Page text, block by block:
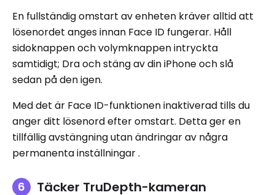
En fullständig omstart av enheten kräver alltid att
lösenordet anges innan Face ID fungerar. Håll
sidoknappen och volymknappen intryckta
samtidigt; Dra och stäng av din iPhone och slå
sedan på den igen.
Med det är Face ID-funktionen inaktiverad tills du
anger ditt lösenord efter omstart. Detta ger en
tillfällig avstängning utan ändringar av några
permanenta inställningar .
Täcker TruDepth-kameran